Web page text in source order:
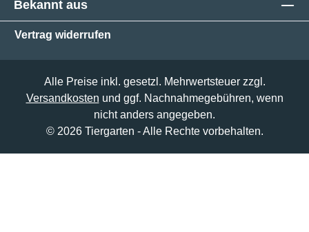
Bekannt aus
Vertrag widerrufen
Alle Preise inkl. gesetzl. Mehrwertsteuer zzgl.
Versandkosten und ggf. Nachnahmegebühren, wenn
nicht anders angegeben.
© 2026 Tiergarten - Alle Rechte vorbehalten.